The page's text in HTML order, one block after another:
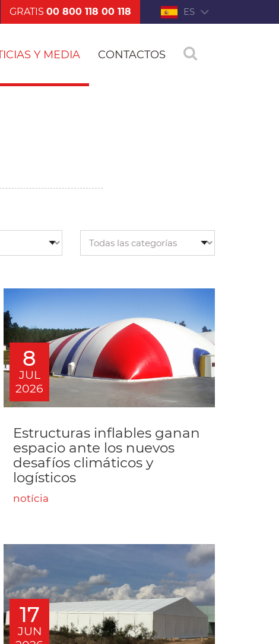
GRATIS00 800 118 00 118 ES
Y MEDIA CONTACTOS
8
JUL
2026
Estructuras inflables ganan
espacio ante los nuevos
desafíos climáticos y
logísticos
notícia
17
JUN